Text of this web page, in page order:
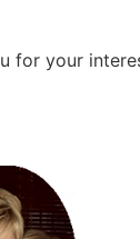
for your